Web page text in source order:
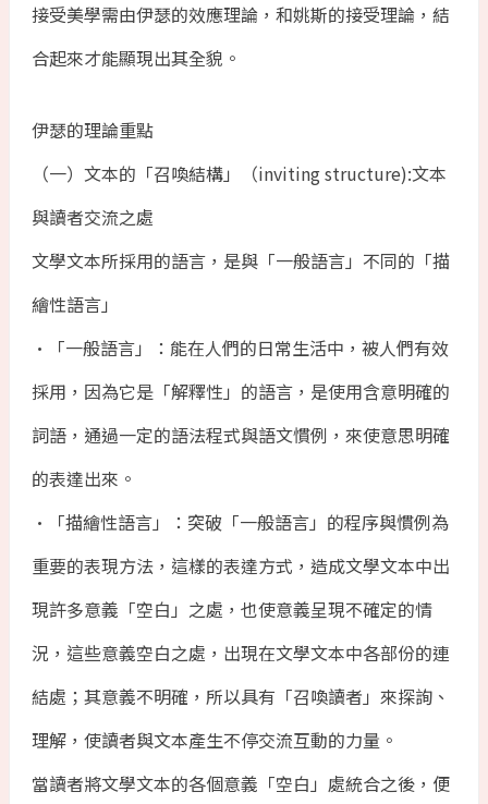
接受美學需由伊瑟的效應理論，和姚斯的接受理論，結
合起來才能顯現出其全貌。
伊瑟的理論重點
（一）文本的「召喚結構」（inviting structure):文本
與讀者交流之處
文學文本所採用的語言，是與「一般語言」不同的「描
繪性語言」
•「一般語言」：能在人們的日常生活中，被人們有效
採用，因為它是「解釋性」的語言，是使用含意明確的
詞語，通過一定的語法程式與語文慣例，來使意思明確
的表達出來。
•「描繪性語言」：突破「一般語言」的程序與慣例為
重要的表現方法，這樣的表達方式，造成文學文本中出
現許多意義「空白」之處，也使意義呈現不確定的情
況，這些意義空白之處，出現在文學文本中各部份的連
結處；其意義不明確，所以具有「召喚讀者」來探詢、
理解，使讀者與文本產生不停交流互動的力量。
當讀者將文學文本的各個意義「空白」處統合之後，便